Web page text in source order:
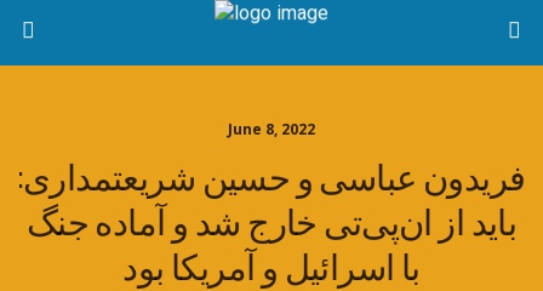
June 8, 2022
فریدون عباسی و حسین شریعتمداری:
باید از ان‌پی‌تی خارج شد و آماده جنگ
با اسرائیل و آمریکا بود